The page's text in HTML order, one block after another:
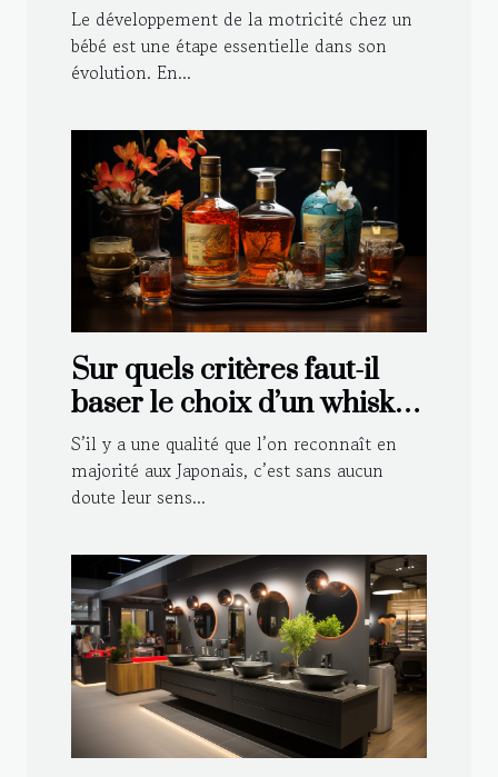
Le développement de la motricité chez un
bébé est une étape essentielle dans son
évolution. En...
Sur quels critères faut-il
baser le choix d’un whisky
japonais ?
S’il y a une qualité que l’on reconnaît en
majorité aux Japonais, c’est sans aucun
doute leur sens...